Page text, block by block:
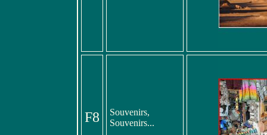
F8
Souvenirs,
Souvenirs...